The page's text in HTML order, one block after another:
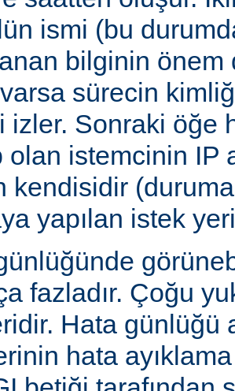
ismi (bu
bilginin önem
sürecin
izler. Sonraki öğe
olan istemcinin IP
kendisidir (duruma
yapılan istek
fazladır. Çoğu
Hata günlüğü
hata ayıklama